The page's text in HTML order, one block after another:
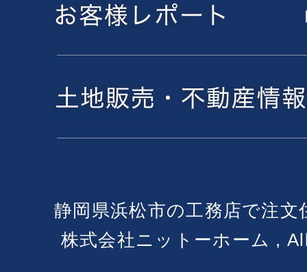
静岡県浜松市の工務店で注
株式会社ニットーホーム ,